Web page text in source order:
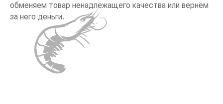
обменяем товар ненадлежащего качества или вернём
за него деньги.